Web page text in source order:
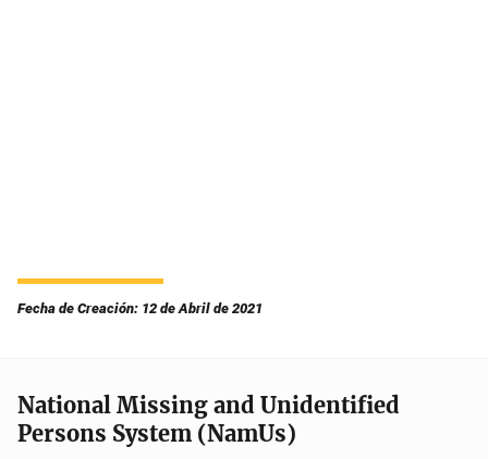
Fecha de Creación: 12 de Abril de 2021
National Missing and Unidentified
Persons System (NamUs)